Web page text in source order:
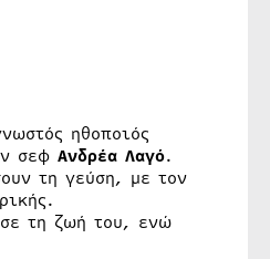
ηθοποιός
σεφ Ανδρέα Λαγό.
τη γεύση, με τον
τη ζωή του, ενώ